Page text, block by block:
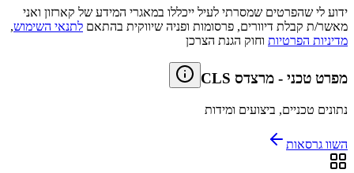
ידוע לי שהפרטים שמסרתי לעיל ייכללו במאגרי המידע של קארזון ואני
מאשר/ת קבלת דיוורים, פרסומות ופניה שיווקית בהתאם לתנאי השימוש,
מדיניות הפרטיות וחוק הגנת הצרכן
מפרט טכני - מרצדס CLS
נתונים טכניים, ביצועים ומידות
השוו גרסאות